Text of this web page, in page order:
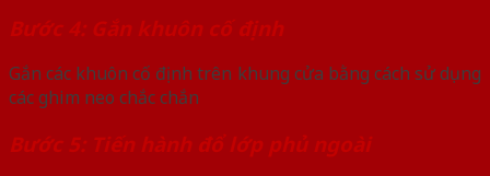
Bước 4: Gắn khuôn cố định
Gắn các khuôn cố định trên khung cửa bằng cách sử dụng
các ghim neo chắc chắn
Bước 5: Tiến hành đổ lớp phủ ngoài